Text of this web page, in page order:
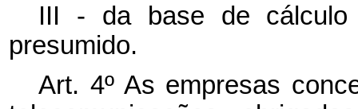
III - da base de cálculo
presumido.
Art. 4º As empresas